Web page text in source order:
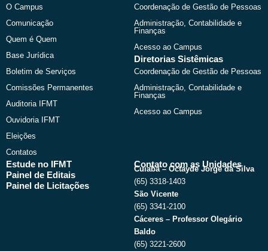
o
k
O Campus
Comunicação
Quem é Quem
Base Jurídica
Boletim de Serviços
Comissões Permanentes
Auditoria IFMT
Ouvidoria IFMT
Eleições
Contatos
Coordenação de Gestão de Pessoas
Administração, Contabilidade e
Finanças
Acesso ao Campus
Diretorias Sistêmicas
Coordenação de Gestão de Pessoas
Administração, Contabilidade e
Finanças
Acesso ao Campus
Estude no IFMT
Painel de Editais
Painel de Licitações
Contato com as Unidades
Cuiabá – Octayde Jorge da Silva
(65) 3318-1403
São Vicente
(65) 3341-2100
Cáceres – Professor Olegário
Baldo
(65) 3221-2600